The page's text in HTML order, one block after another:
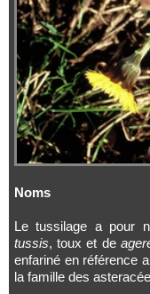
Noms
Le tussilage a pour
tussis, toux et de
enfariné en référence
la famille des